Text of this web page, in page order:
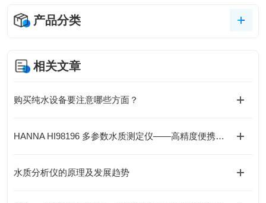
产品分类
相关文章
购买纯水设备要注意哪些方面？
HANNA HI98196 多参数水质测定仪——高精度便携式水质分析解决方案
水质分析仪的原理及发展趋势